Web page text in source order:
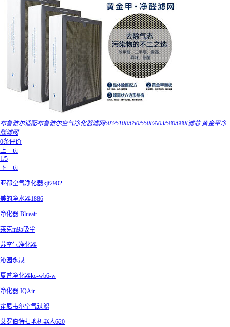
布鲁雅尔适配布鲁雅尔空气净化器滤网503/510B/650/550E/603/580/680I滤芯 黄金甲净
醛滤网
0条评价
上一页
1/5
下一页
亚都空气净化器kjf2902
美的净水器1886
净化器 Blueair
莱克m95吸尘
苏空气净化器
沁园永晟
夏普净化器kc-wb6-w
净化器 IQAir
霍尼韦尔空气过滤
艾罗伯特扫地机器人620